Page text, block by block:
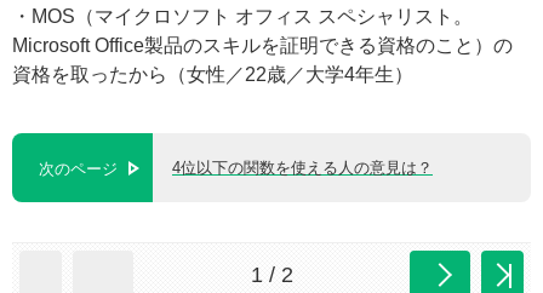
・MOS（マイクロソフト オフィス スペシャリスト。
Microsoft Office製品のスキルを証明できる資格のこと）の
資格を取ったから（女性／22歳／大学4年生）
次のページ 4位以下の関数を使える人の意見は？
1 / 2